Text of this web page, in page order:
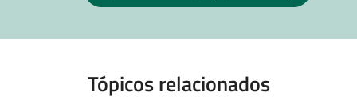
Tópicos relacionados